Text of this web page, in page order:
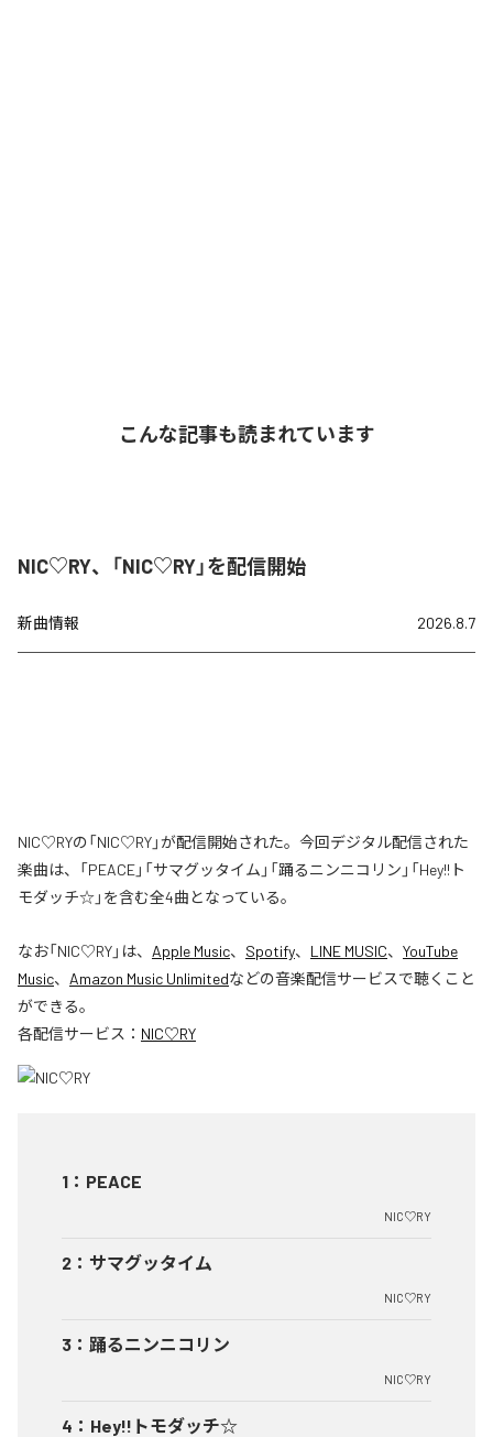
こんな記事も読まれています
NIC♡RY、「NIC♡RY」を配信開始
新曲情報 2026.8.7
NIC♡RYの「NIC♡RY」が配信開始された。今回デジタル配信された
楽曲は、「PEACE」「サマグッタイム」「踊るニンニコリン」「Hey!!ト
モダッチ☆」を含む全4曲となっている。
なお「NIC♡RY」は、 Apple Music、 Spotify、 LINE MUSIC、 YouTube
Music、 Amazon Music Unlimitedなどの音楽配信サービスで聴くこと
ができる。
各配信サービス： NIC♡RY
1 ： PEACE
NIC♡RY
2 ： サマグッタイム
NIC♡RY
3 ： 踊るニンニコリン
NIC♡RY
4 ： Hey!!トモダッチ☆